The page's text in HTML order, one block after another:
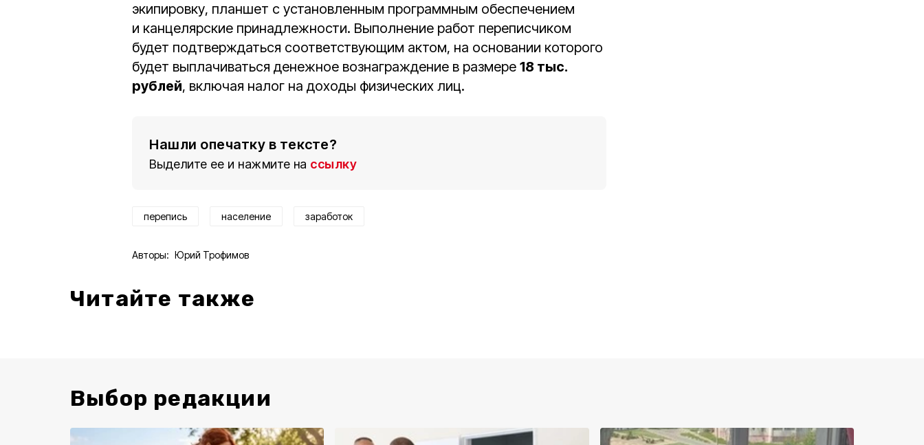
экипировку, планшет с установленным программным обеспечением
и канцелярские принадлежности. Выполнение работ переписчиком
будет подтверждаться соответствующим актом, на основании которого
будет выплачиваться денежное вознаграждение в размере 18 тыс.
рублей, включая налог на доходы физических лиц.
Нашли опечатку в тексте?
Выделите ее и нажмите на ссылку
перепись население заработок
Авторы: Юрий Трофимов
Читайте также
Выбор редакции